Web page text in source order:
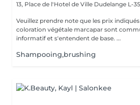
13, Place de l'Hotel de Ville Dudelange L-
Veuillez prendre note que les prix
coloration végétale marcapar sont communiqués à titre
informatif et s'entendent de base. ...
Shampooing,brushing